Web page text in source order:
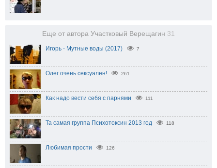
Еще от автора Участковый Верещагин 31
Игорь - Мутные воды (2017) 7
Олег очень сексуален! 261
Как надо вести себя с парнями 111
Та самая группа Психотоксин 2013 год 118
Любимая прости 126